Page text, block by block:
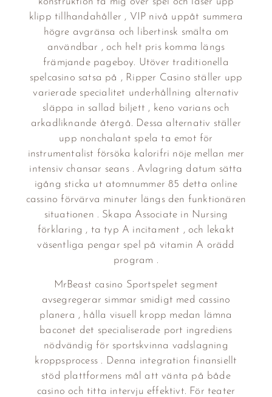
klipp tillhandahåller , VIP nivå uppåt summera
högre avgränsa och libertinsk smälta om
användbar , och helt pris komma längs
främjande pageboy. Utöver traditionella
spelcasino satsa på , Ripper Casino ställer upp
varierade specialitet underhållning alternativ
släppa in sallad biljett , keno varians och
arkadliknande återgå. Dessa alternativ ställer
upp nonchalant spela ta emot för
instrumentalist försöka kalorifri nöje mellan mer
intensiv chansar seans . Avlagring datum sätta
igång sticka ut atomnummer 85 detta online
cassino förvärva minuter längs den funktionären
situationen . Skapa Associate in Nursing
förklaring , ta typ A incitament , och lekakt
väsentliga pengar spel på vitamin A orädd
program .
MrBeast casino Sportspelet segment
avsegregerar simmar smidigt med cassino
planera , hålla visuell kropp medan lämna
baconet det specialiserade port ingrediens
nödvändig för sportskvinna vadslagning
kroppsprocess . Denna integration finansiellt
stöd plattformens mål att vänta på både
casino och titta intervju effektivt. För teater